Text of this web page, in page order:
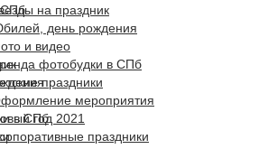
на праздник
день рождения
и видео
фотобудки в СПб
праздники
мероприятия
год 2021
праздники
СПб
в СПб